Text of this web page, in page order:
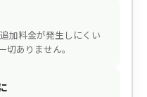
加料金が発生しにくい
ありません。